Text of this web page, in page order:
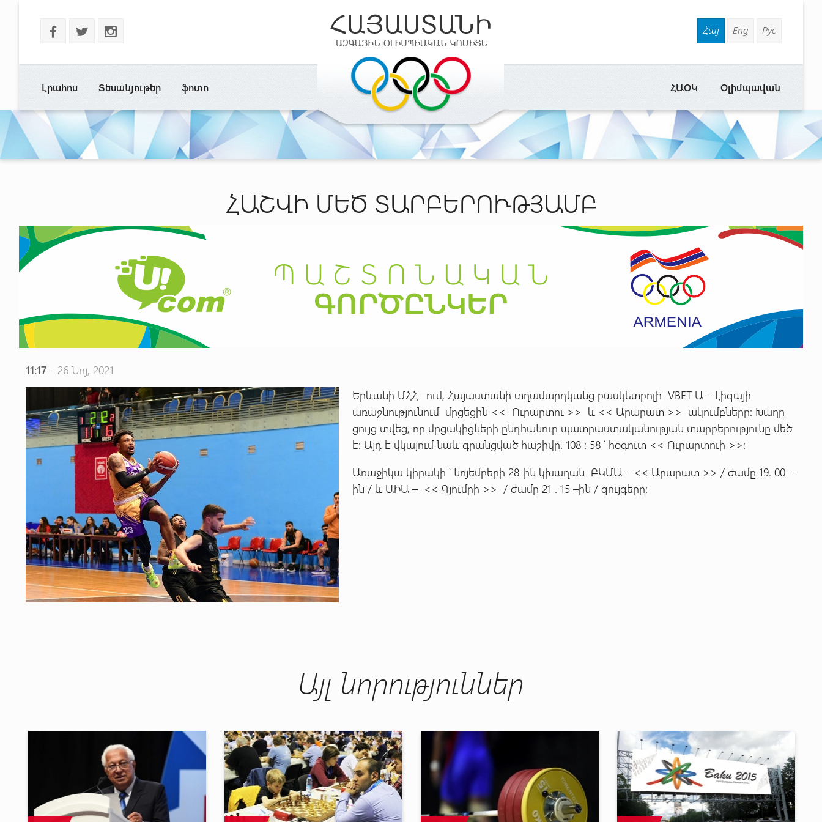
b a x Հայ Eng Рус
Լրահոս Տեսանյութեր ֆոտո Օլիմպավան
ՀԱՕԿ
ՀԱՇՎԻ ՄԵԾ ՏԱՐԲԵՐՈՒԹՅԱՄԲ
11:17 - 26 Նոյ, 2021
Երևանի ՄՀՀ –ում, Հայաստանի տղամարդկանց բասկետբոլի VBET Ա – Լիգայի
առաջնությունում մրցեցին << Ուրարտու >> և << Արարատ >> ակումբները: Խաղը
ցույց տվեց, որ մրցակիցների ընդհանուր պատրաստականության տարբերությունը մեծ
է: Այդ է վկայում նաև գրանցված հաշիվը. 108 : 58 ՝ հօգուտ << Ուրարտուի >>:
Առաջիկա կիրակի ՝ նոյեմբերի 28-ին կխաղան ԲԿՄԱ – << Արարատ >> / ժամը 19. 00 –
ին / և ԱԻԱ – << Գյումրի >> / ժամը 21 . 15 –ին / զույգերը:
Այլ նորություններ